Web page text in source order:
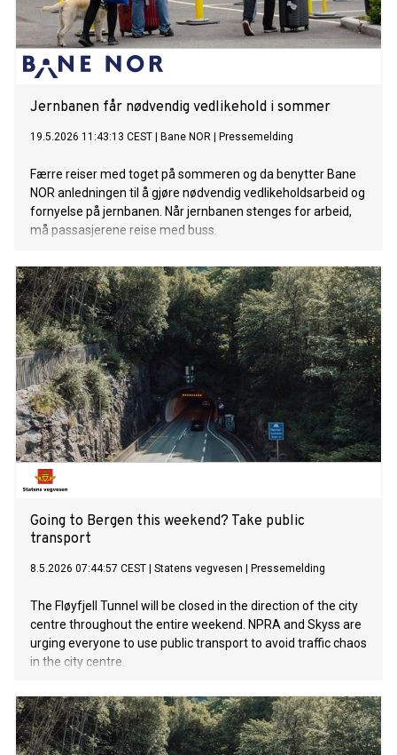
Jernbanen får nødvendig vedlikehold i sommer
19.5.2026 11:43:13 CEST Bane NOR Pressemelding
Færre reiser med toget på sommeren og da benytter Bane
NOR anledningen til å gjøre nødvendig vedlikeholdsarbeid og
fornyelse på jernbanen. Når jernbanen stenges for arbeid,
må passasjerene reise med buss.
Going to Bergen this weekend? Take public
transport
8.5.2026 07:44:57 CEST Statens vegvesen Pressemelding
The Fløyfjell Tunnel will be closed in the direction of the city
centre throughout the entire weekend. NPRA and Skyss are
urging everyone to use public transport to avoid traffic chaos
in the city centre.